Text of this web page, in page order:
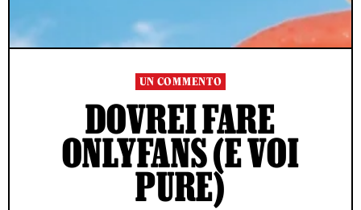
UN COMMENTO
DOVREI FARE
ONLYFANS (E VOI
PURE)